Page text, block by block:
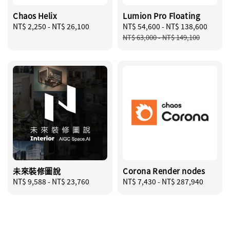
Chaos Helix
Regular
NT$ 2,250 - NT$ 26,100
Lumion Pro Floating
Sale
price
NT$ 54,600 - NT$ 138,600
NT$ 63,000-NT$ 149,100
未來裝修圖說
Regular
NT$ 9,588 - NT$ 23,760
Corona Render nodes
Regular
NT$ 7,430 - NT$ 287,940